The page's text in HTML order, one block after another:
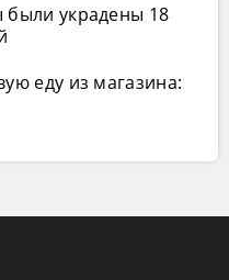
были украдены 18
еду из магазина: